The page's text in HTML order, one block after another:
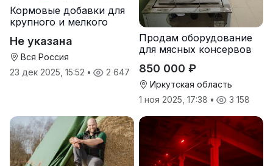
Кормовые добавки для
крупного и мелкого
Не указана
Вся Россия
23 дек 2025, 15:52 • 2 647
Продам оборудование
для мясных консервов
850 000 ₽
Иркутская область
1 ноя 2025, 17:38 • 3 158